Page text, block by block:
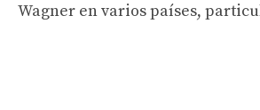
Wagner en varios países,